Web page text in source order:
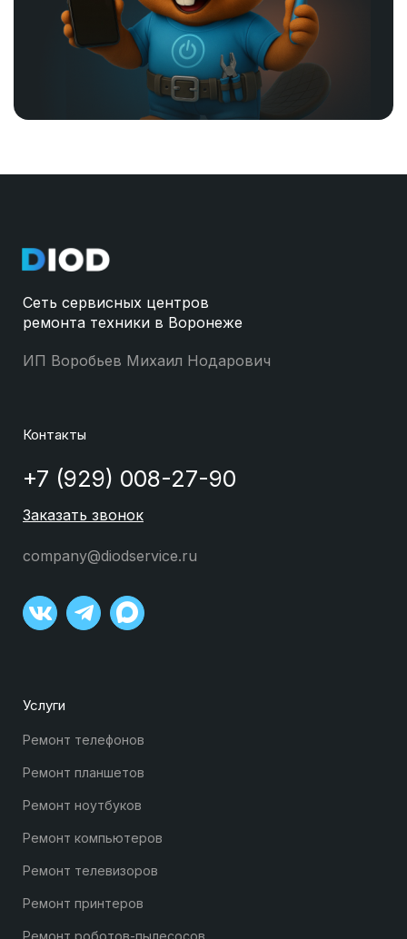
Сеть сервисных центров
ремонта техники в Воронеже
ИП Воробьев Михаил Нодарович
Контакты
+7 (929) 008-27-90
Заказать звонок
company@diodservice.ru
Услуги
Ремонт телефонов
Ремонт планшетов
Ремонт ноутбуков
Ремонт компьютеров
Ремонт телевизоров
Ремонт принтеров
Ремонт роботов-пылесосов